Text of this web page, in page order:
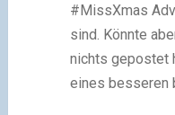
#MissXmas
sind. Könnte
nichts gepostet
eines besseren